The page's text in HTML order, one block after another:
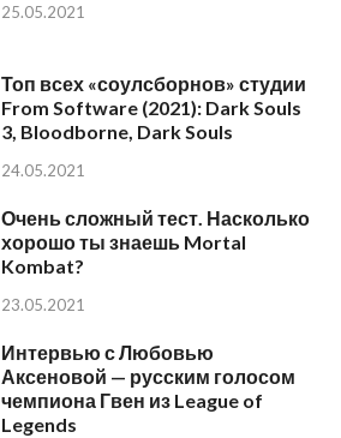
25.05.2021
Топ всех «соулсборнов» студии
From Software (2021): Dark Souls
3, Bloodborne, Dark Souls
24.05.2021
Очень сложный тест. Насколько
хорошо ты знаешь Mortal
Kombat?
23.05.2021
Интервью с Любовью
Аксеновой — русским голосом
чемпиона Гвен из League of
Legends